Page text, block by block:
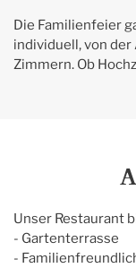
Die Familienfeier
individuell, von der
Zimmern. Ob
Unser Restaurant
- Gartenterrasse
-